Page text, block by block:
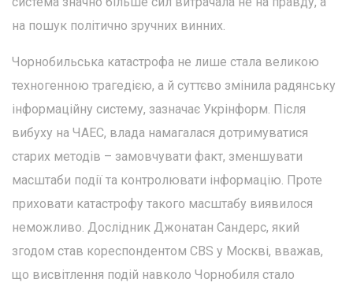
на пошук політично зручних винних.
Чорнобильська катастрофа не лише стала великою
техногенною трагедією, а й суттєво змінила радянську
інформаційну систему, зазначає Укрінформ. Після
вибуху на ЧАЕС, влада намагалася дотримуватися
старих методів – замовчувати факт, зменшувати
масштаби події та контролювати інформацію. Проте
приховати катастрофу такого масштабу виявилося
неможливо. Дослідник Джонатан Сандерс, який
згодом став кореспондентом CBS у Москві, вважав,
що висвітлення подій навколо Чорнобиля стало